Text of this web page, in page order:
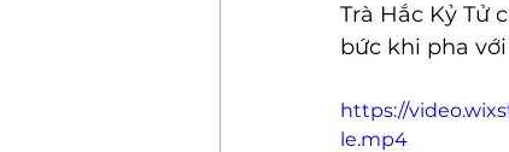
Trà Hắc Kỷ Tử
bức khi pha với
https://
le.mp4